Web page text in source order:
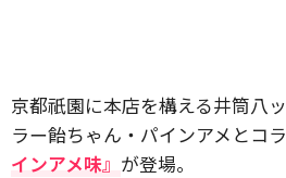
京都祇園に本店を構える井筒八
ラー飴ちゃん・パインアメとコ
インアメ味』 が登場。